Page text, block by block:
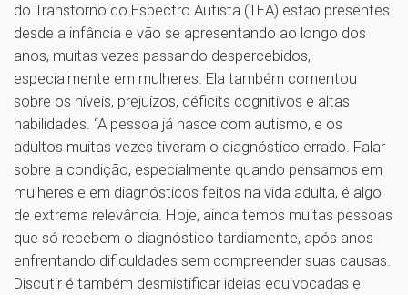
do Transtorno do Espectro Autista (TEA) estão presentes
desde a infância e vão se apresentando ao longo dos
anos, muitas vezes passando despercebidos,
especialmente em mulheres. Ela também comentou
sobre os níveis, prejuízos, déficits cognitivos e altas
habilidades. “A pessoa já nasce com autismo, e os
adultos muitas vezes tiveram o diagnóstico errado. Falar
sobre a condição, especialmente quando pensamos em
mulheres e em diagnósticos feitos na vida adulta, é algo
de extrema relevância. Hoje, ainda temos muitas pessoas
que só recebem o diagnóstico tardiamente, após anos
enfrentando dificuldades sem compreender suas causas.
Discutir é também desmistificar ideias equivocadas e